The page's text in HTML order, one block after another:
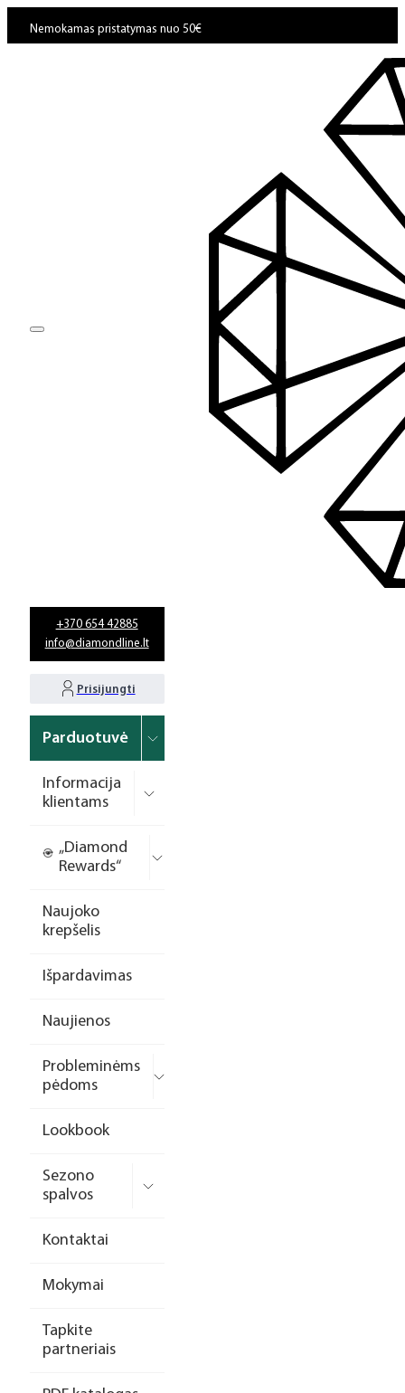
Nemokamas pristatymas nuo 50€
+370 654 42885
info@diamondline.lt
Prisijungti
Parduotuvė
Informacija
klientams
„Diamond
Rewards“
Naujoko
krepšelis
Išpardavimas
Naujienos
Probleminėms
pėdoms
Lookbook
Sezono
spalvos
Kontaktai
Mokymai
Tapkite
partneriais